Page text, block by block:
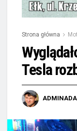
Strona główna
Tesla